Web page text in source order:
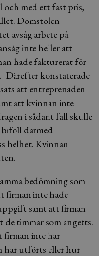
med ett fast pris,
Domstolen
avsåg arbete på
inte heller att
hade fakturerat för
Därefter konstaterade
att entreprenaden
att kvinnan inte
i sådant fall skulle
därmed
helhet. Kvinnan
bedömning som
firman inte hade
samt att firman
de timmar som angetts.
firman inte har
har utförts eller hur